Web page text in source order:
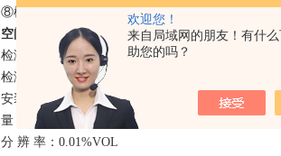
欢迎您！
来自局域网的朋友！有什
助您的吗？
⑧模块化结构设计，易于安装、布线
空间防爆型氧气检测仪 技术 参数：
检测
气体：氧气
检测原理：电化学原理
安装方式：壁挂式，管道式，流通式
（与监测环
量
程： 0-25% 30%
100%VOL
分 辨 率： 0.01%VOL